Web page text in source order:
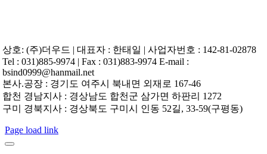
상호: (주)더우드 | 대표자 : 한태일 | 사업자번호 : 142-81-02878
Tel : 031)885-9974 | Fax : 031)883-9974 E-mail :
bsind0999@hanmail.net
본사.공장 : 경기도 여주시 북내면 외재로 167-46
합천 경남지사 : 경상남도 합천군 삼가면 하판리 1272
구미 경북지사 : 경상북도 구미시 인동 52길, 33-59(구평동)
Page load link